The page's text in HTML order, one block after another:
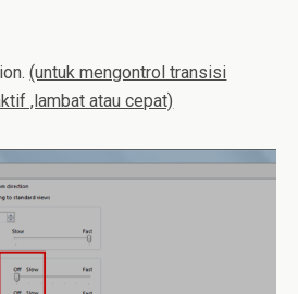
(untuk mengontrol transisi
,lambat atau cepat)